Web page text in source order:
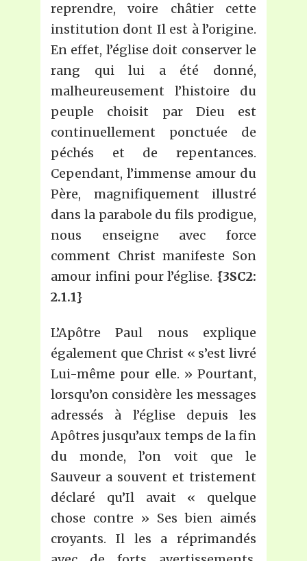
reprendre, voire châtier cette
institution dont Il est à l’origine.
En effet, l’église doit conserver le
rang qui lui a été donné,
malheureusement l’histoire du
peuple choisit par Dieu est
continuellement ponctuée de
péchés et de repentances.
Cependant, l’immense amour du
Père, magnifiquement illustré
dans la parabole du fils prodigue,
nous enseigne avec force
comment Christ manifeste Son
amour infini pour l’église. {3SC2:
2.1.1}
L’Apôtre Paul nous explique
également que Christ « s’est livré
Lui-même pour elle. » Pourtant,
lorsqu’on considère les messages
adressés à l’église depuis les
Apôtres jusqu’aux temps de la fin
du monde, l’on voit que le
Sauveur a souvent et tristement
déclaré qu’Il avait « quelque
chose contre » Ses bien aimés
croyants. Il les a réprimandés